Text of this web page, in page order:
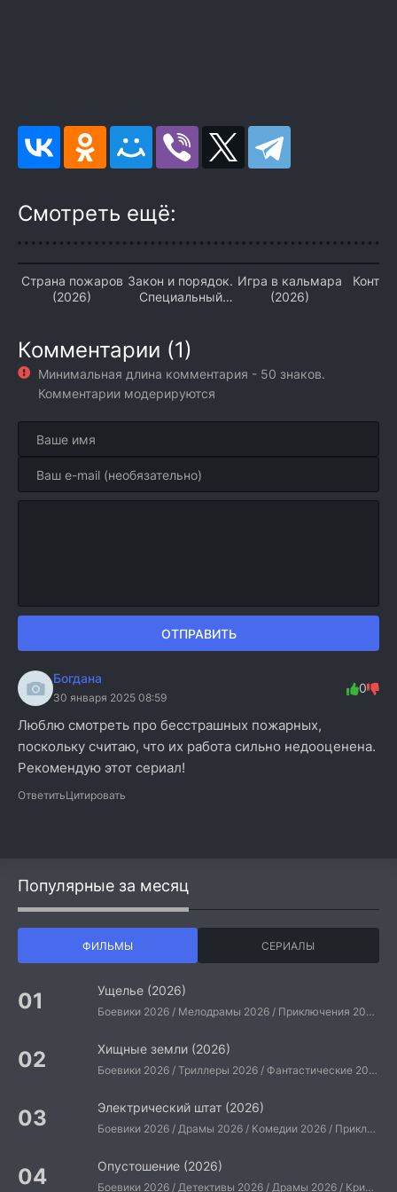
Смотреть ещё:
Страна пожаров
(2026)
Закон и порядок.
Специальный
Игра в кальмара
(2026)
Комментарии (1)
Минимальная длина комментария - 50 знаков.
Комментарии модерируются
ОТПРАВИТЬ
Богдана
30 января 2025 08:59
0
Люблю смотреть про бесстрашных пожарных,
поскольку считаю, что их работа сильно недооценена.
Рекомендую этот сериал!
ОтветитьЦитировать
Популярные за месяц
ФИЛЬМЫ СЕРИАЛЫ
Ущелье (2026)
Боевики 2026 / Мелодрамы 2026 / Приключения 2026 / Ужасы 2026 / Фантастические 2026 / Зарубежные фильмы 2026 / Американские фильмы / Фильмы 2026
Хищные земли (2026)
Боевики 2026 / Триллеры 2026 / Фантастические 2026 / Зарубежные фильмы 2026 / Американские фильмы / Фильмы 2026
Электрический штат (2026)
Боевики 2026 / Драмы 2026 / Комедии 2026 / Приключения 2026 / Фантастические 2026 / Зарубежные фильмы 2026 / Американские фильмы / Фильмы 2026
Опустошение (2026)
Боевики 2026 / Детективы 2026 / Драмы 2026 / Криминальные фильмы 2026 / Триллеры 2026 / Зарубежные фильмы 2026 / Американские фильмы / Фильмы 2026